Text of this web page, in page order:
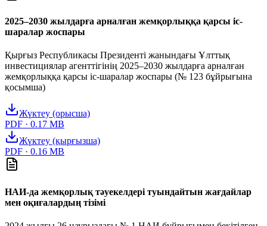
2025–2030 жылдарға арналған жемқорлыққа қарсы іс-
шаралар жоспары
Қырғыз Республикасы Президенті жанындағы Ұлттық
инвестициялар агенттігінің 2025–2030 жылдарға арналған
жемқорлыққа қарсы іс-шаралар жоспары (№ 123 бұйрығына
қосымша)
Жүктеу (орысша)
PDF · 0.17 MB
Жүктеу (қырғызша)
PDF · 0.16 MB
НАИ-да жемқорлық тәуекелдері туындайтын жағдайлар
мен оқиғалардың тізімі